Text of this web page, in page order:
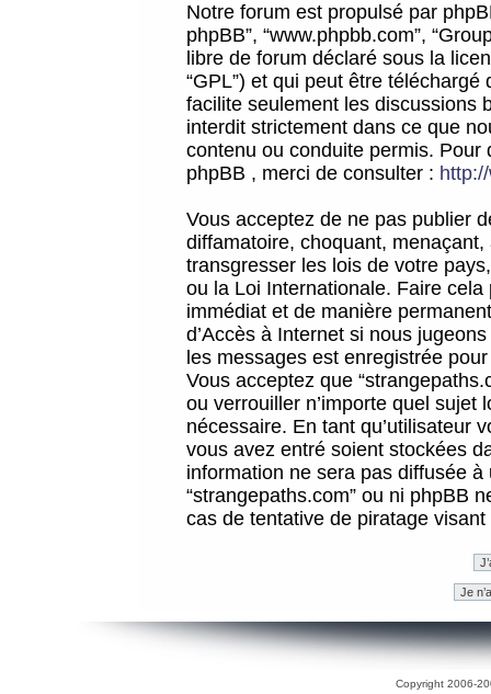
Notre forum est propulsé par
phpBB”, “www.phpbb.com”,
libre de forum déclaré sous la
“GPL”) et qui peut être téléchargé
facilite seulement les discussions
interdit strictement dans ce que
contenu ou conduite permis.
phpBB , merci de consulter :
Vous acceptez de ne pas publier
diffamatoire, choquant,
transgresser les lois de votre
ou la Loi Internationale. Faire
immédiat et de manière
d’Accès à Internet si nous
les messages est enregistrée
Vous acceptez que
ou verrouiller n’importe quel sujet
nécessaire. En tant qu’utilisateur
vous avez entré soient stockées
information ne sera pas diffusée
“strangepaths.com” ou ni phpBB
cas de tentative de piratage
Copyright 2006-